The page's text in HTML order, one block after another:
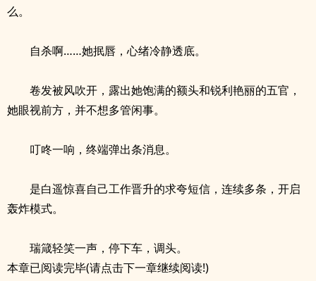
么。
自杀啊……她抿唇，心绪冷静透底。
卷发被风吹开，露出她饱满的额头和锐利艳丽的五官，
她眼视前方，并不想多管闲事。
叮咚一响，终端弹出条消息。
是白遥惊喜自己工作晋升的求夸短信，连续多条，开启
轰炸模式。
瑞箴轻笑一声，停下车，调头。
本章已阅读完毕(请点击下一章继续阅读!)